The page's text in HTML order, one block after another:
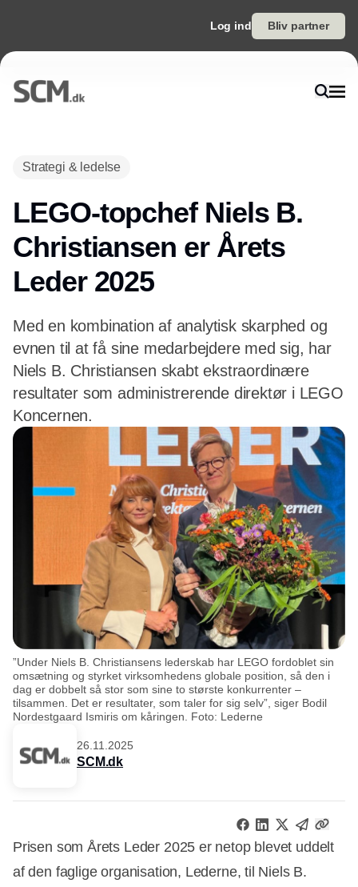
Log ind Bliv partner
Strategi & ledelse
LEGO-topchef Niels B.
Christiansen er Årets
Leder 2025
Med en kombination af analytisk skarphed og
evnen til at få sine medarbejdere med sig, har
Niels B. Christiansen skabt ekstraordinære
resultater som administrerende direktør i LEGO
Koncernen.
”Under Niels B. Christiansens lederskab har LEGO fordoblet sin
omsætning og styrket virksomhedens globale position, så den i
dag er dobbelt så stor som sine to største konkurrenter –
tilsammen. Det er resultater, som taler for sig selv”, siger Bodil
Nordestgaard Ismiris om kåringen. Foto: Lederne
26.11.2025
SCM.dk
Prisen som Årets Leder 2025 er netop blevet uddelt
af den faglige organisation, Lederne, til Niels B.